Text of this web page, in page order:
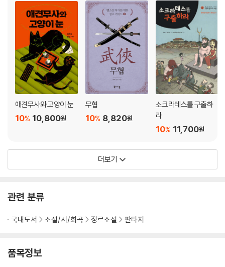
애견무사와 고양이 눈
10,800원
10%
무협
8,820원
10%
소크라테스를 구출하
라
11,700원
10%
더보기
관련 분류
국내도서 소설/시/희곡 장르소설 판타지
품목정보